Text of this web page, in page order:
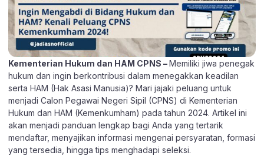
Kementerian Hukum dan HAM CPNS –Memiliki jiwa penegak
hukum dan ingin berkontribusi dalam menegakkan keadilan
serta HAM (Hak Asasi Manusia)? Mari jajaki peluang untuk
menjadi Calon Pegawai Negeri Sipil (CPNS) di Kementerian
Hukum dan HAM (Kemenkumham) pada tahun 2024. Artikel ini
akan menjadi panduan lengkap bagi Anda yang tertarik
mendaftar, menyajikan informasi mengenai persyaratan, formasi
yang tersedia, hingga tips menghadapi seleksi.